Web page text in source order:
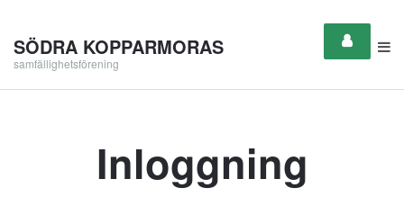
SÖDRA KOPPARMORAS
samfällighetsförening
Inloggning